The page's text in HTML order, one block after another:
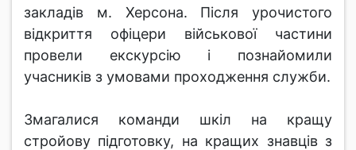
закладів м. Херсона. Після урочистого
відкриття офіцери військової частини
провели екскурсію і познайомили
учасників з умовами проходження служби.
Змагалися команди шкіл на кращу
стройову підготовку, на кращих знавців з